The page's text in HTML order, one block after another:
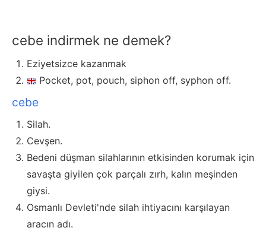
cebe indirmek ne demek?
Eziyetsizce kazanmak
Pocket, pot, pouch, siphon off, syphon off.
cebe
Silah.
Cevşen.
Bedeni düşman silahlarının etkisinden korumak için
savaşta giyilen çok parçalı zırh, kalın meşinden
giysi.
Osmanlı Devleti'nde silah ihtiyacını karşılayan
aracın adı.